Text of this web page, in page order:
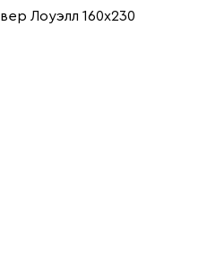
Лоуэлл 160x230